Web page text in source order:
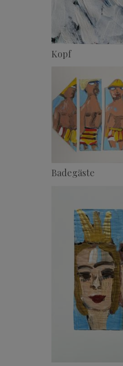
Kopf
Badegäste